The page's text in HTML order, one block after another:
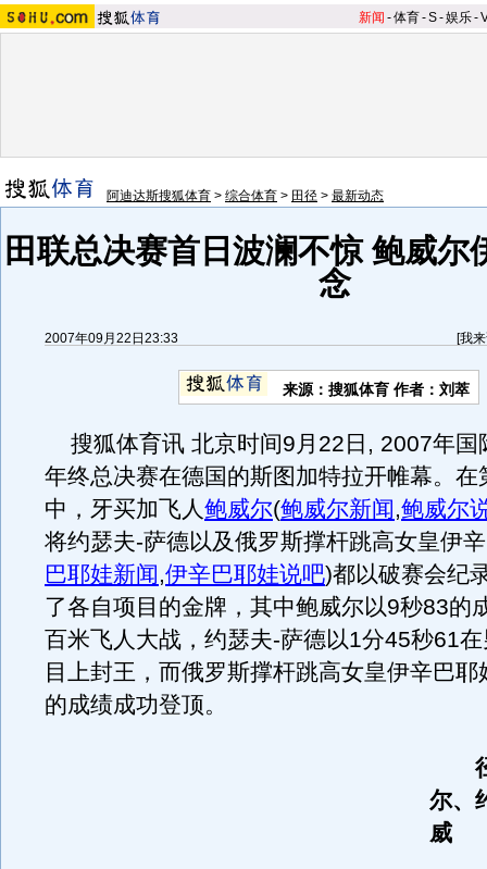
新闻 -体育-S-娱乐-
阿迪达斯搜狐体育 > 综合体育 > 田径 > 最新动态
田联总决赛首日波澜不惊 鲍威尔
念
2007年09月22日23:33 [我
来源：搜狐体育 作者：刘萃
搜狐体育讯 北京时间9月22日, 2007年国
年终总决赛在德国的斯图加特拉开帷幕。在
中，牙买加飞人鲍威尔(鲍威尔新闻,鲍威尔
将约瑟夫-萨德以及俄罗斯撑杆跳高女皇伊
巴耶娃新闻,伊辛巴耶娃说吧)都以破赛会纪
了各自项目的金牌，其中鲍威尔以9秒83的
百米飞人大战，约瑟夫-萨德以1分45秒61
目上封王，而俄罗斯撑杆跳高女皇伊辛巴
的成绩成功登顶。
尔、
威